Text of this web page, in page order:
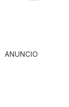
ANUNCIO